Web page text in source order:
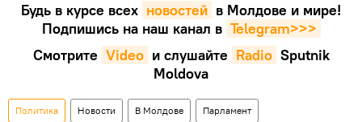
Будь в курсе всех новостей в Молдове и мире!
Подпишись на наш канал в Telegram>>>
Смотрите Video и слушайте Radio Sputnik
Moldova
Политика Новости В Молдове Парламент